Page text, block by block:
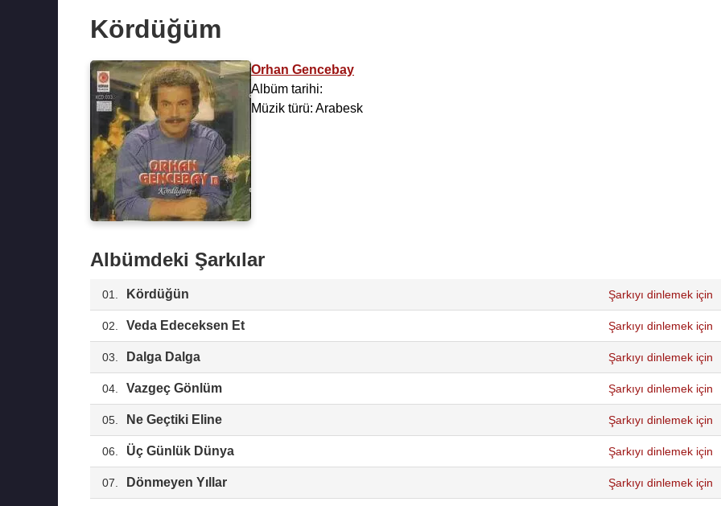
Kördüğüm
Orhan Gencebay
Albüm tarihi:
Müzik türü: Arabesk
Albümdeki Şarkılar
01. Kördüğün Şarkıyı dinlemek için
02. Veda Edeceksen Et Şarkıyı dinlemek için
03. Dalga Dalga Şarkıyı dinlemek için
04. Vazgeç Gönlüm Şarkıyı dinlemek için
05. Ne Geçtiki Eline Şarkıyı dinlemek için
06. Üç Günlük Dünya Şarkıyı dinlemek için
07. Dönmeyen Yıllar Şarkıyı dinlemek için